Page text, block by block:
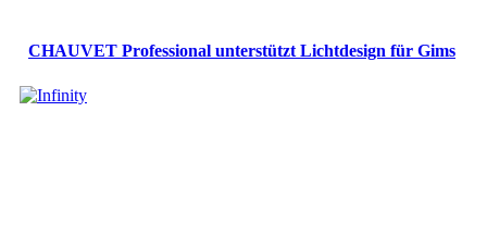
CHAUVET Professional unterstützt Lichtdesign für Gims